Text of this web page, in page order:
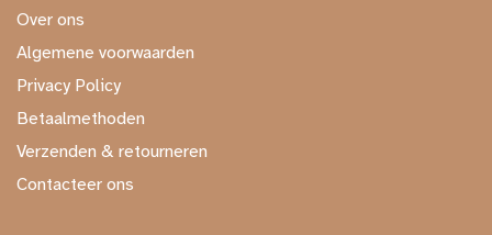
Over ons
Algemene voorwaarden
Privacy Policy
Betaalmethoden
Verzenden & retourneren
Contacteer ons